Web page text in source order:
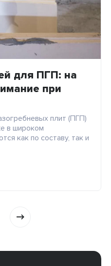
для ПГП: на
при
плит (ПГП)
в широком
как по составу, так и
внимание в первую